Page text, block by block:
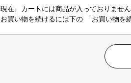
現在、カートには商品が入っておりません
お買い物を続けるには下の 「お買い物を